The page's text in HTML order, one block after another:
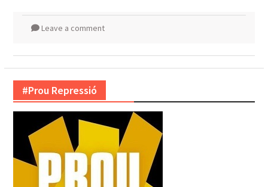
Leave a comment
#Prou Repressió